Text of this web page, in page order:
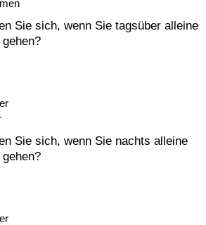
Sie sich, wenn Sie tagsüber alleine
Sie sich, wenn Sie nachts alleine
Index (aktuell)
Index
Index nach Land
Index (aktuell)